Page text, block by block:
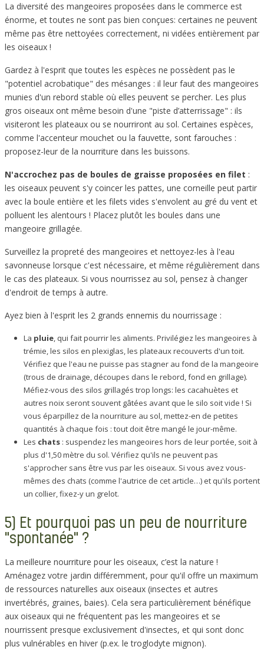
La diversité des mangeoires proposées dans le commerce est
énorme, et toutes ne sont pas bien conçues: certaines ne peuvent
même pas être nettoyées correctement, ni vidées entièrement par
les oiseaux !
Gardez à l'esprit que toutes les espèces ne possèdent pas le
"potentiel acrobatique" des mésanges : il leur faut des mangeoires
munies d'un rebord stable où elles peuvent se percher. Les plus
gros oiseaux ont même besoin d'une "piste d’atterrissage" : ils
visiteront les plateaux ou se nourriront au sol. Certaines espèces,
comme l'accenteur mouchet ou la fauvette, sont farouches :
proposez-leur de la nourriture dans les buissons.
N'accrochez pas de boules de graisse proposées en filet :
les oiseaux peuvent s'y coincer les pattes, une corneille peut partir
avec la boule entière et les filets vides s'envolent au gré du vent et
polluent les alentours ! Placez plutôt les boules dans une
mangeoire grillagée.
Surveillez la propreté des mangeoires et nettoyez-les à l'eau
savonneuse lorsque c'est nécessaire, et même régulièrement dans
le cas des plateaux. Si vous nourrissez au sol, pensez à changer
d'endroit de temps à autre.
Ayez bien à l'esprit les 2 grands ennemis du nourrissage :
La pluie, qui fait pourrir les aliments. Privilégiez les mangeoires à
trémie, les silos en plexiglas, les plateaux recouverts d'un toit.
Vérifiez que l'eau ne puisse pas stagner au fond de la mangeoire
(trous de drainage, découpes dans le rebord, fond en grillage).
Méfiez-vous des silos grillagés trop longs: les cacahuètes et
autres noix seront souvent gâtées avant que le silo soit vide ! Si
vous éparpillez de la nourriture au sol, mettez-en de petites
quantités à chaque fois : tout doit être mangé le jour-même.
Les chats : suspendez les mangeoires hors de leur portée, soit à
plus d'1,50 mètre du sol. Vérifiez qu'ils ne peuvent pas
s'approcher sans être vus par les oiseaux. Si vous avez vous-
mêmes des chats (comme l'autrice de cet article…) et qu'ils portent
un collier, fixez-y un grelot.
5) Et pourquoi pas un peu de nourriture
"spontanée" ?
La meilleure nourriture pour les oiseaux, c’est la nature !
Aménagez votre jardin différemment, pour qu'il offre un maximum
de ressources naturelles aux oiseaux (insectes et autres
invertébrés, graines, baies). Cela sera particulièrement bénéfique
aux oiseaux qui ne fréquentent pas les mangeoires et se
nourrissent presque exclusivement d'insectes, et qui sont donc
plus vulnérables en hiver (p.ex. le troglodyte mignon).